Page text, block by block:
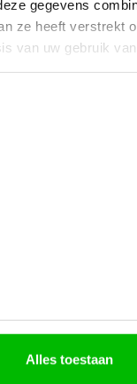
gegevens
ze heeft verstrekt
van uw gebruik
Alles toestaan
Milanese band